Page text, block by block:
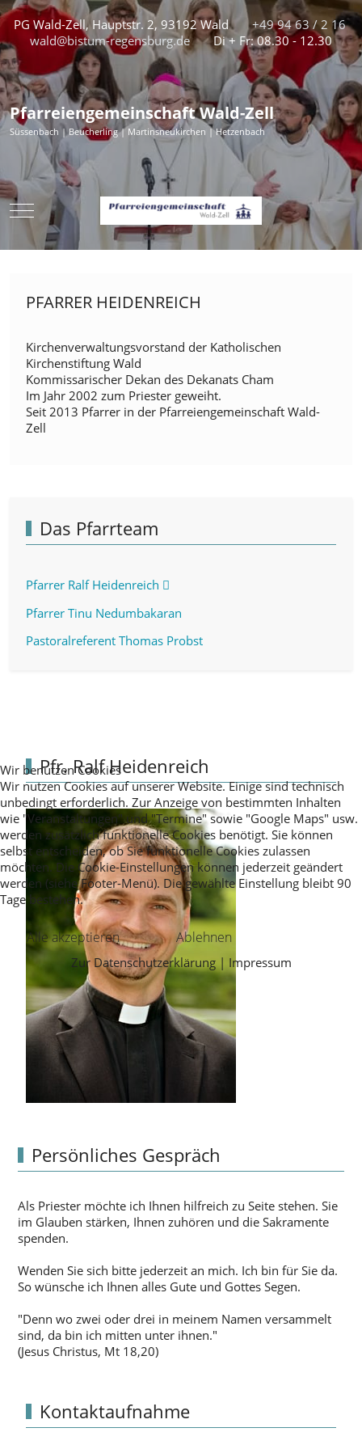
PG Wald-Zell, Hauptstr. 2, 93192 Wald
+49 94 63 / 2 16
wald@bistum-regensburg.de
Di + Fr: 08.30 - 12.30
Pfarreiengemeinschaft Wald-Zell
Süssenbach | Beucherling | Martinsneukirchen | Hetzenbach
Mobile Menu Toggle
PFARRER HEIDENREICH
Kirchenverwaltungsvorstand der Katholischen
Kirchenstiftung Wald
Kommissarischer Dekan des Dekanats Cham
Im Jahr 2002 zum Priester geweiht.
Seit 2013 Pfarrer in der Pfarreiengemeinschaft Wald-
Zell
Das Pfarrteam
Pfarrer Ralf Heidenreich
Pfarrer Tinu Nedumbakaran
Pastoralreferent Thomas Probst
Pfr. Ralf Heidenreich
Persönliches Gespräch
Als Priester möchte ich Ihnen hilfreich zu Seite stehen. Sie
im Glauben stärken, Ihnen zuhören und die Sakramente
spenden.
Wenden Sie sich bitte jederzeit an mich. Ich bin für Sie da.
So wünsche ich Ihnen alles Gute und Gottes Segen.
"Denn wo zwei oder drei in meinem Namen versammelt
sind, da bin ich mitten unter ihnen."
(Jesus Christus, Mt 18,20)
Kontaktaufnahme
Wir benutzen Cookies
Wir nutzen Cookies auf unserer Website. Einige sind technisch
unbedingt erforderlich. Zur Anzeige von bestimmten Inhalten
wie "Veranstaltungen" und "Termine" sowie "Google Maps" usw.
werden zusätzlich funktionelle Cookies benötigt. Sie können
selbst entscheiden, ob Sie funktionelle Cookies zulassen
möchten. Die Cookie-Einstellungen können jederzeit geändert
werden (siehe Footer-Menü). Die gewählte Einstellung bleibt 90
Tage bestehen.
Alle akzeptieren Ablehnen
Zur Datenschutzerklärung| Impressum